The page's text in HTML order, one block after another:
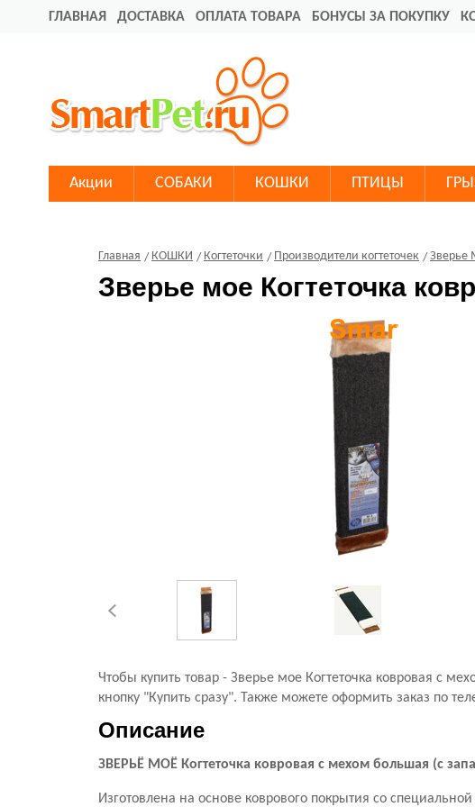
ГЛАВНАЯ ДОСТАВКА ОПЛАТА ТОВАРА БОНУСЫ ЗА ПОКУПКУ
Акции СОБАКИ КОШКИ ПТИЦЫ
Главная КОШКИ Когтеточки Производители когтеточек Зверье
Зверье мое Когтеточка
Чтобы купить товар - Зверье мое Когтеточка ковровая с
кнопку "Купить сразу". Также можете оформить заказ по
Описание
ЗВЕРЬЁ МОЁ Когтеточка ковровая с мехом большая (с
Изготовлена на основе коврового покрытия со